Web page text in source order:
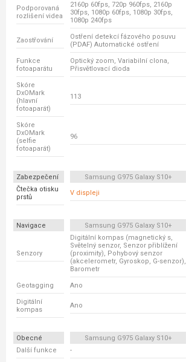
Podporovaná
rozlišení videa
2160p 60fps, 720p 960fps, 2160p
30fps, 1080p 60fps, 1080p 30fps,
1080p 240fps
Zaostřování
Ostření detekcí fázového posuvu
(PDAF) Automatické ostření
Funkce
fotoaparátu
Optický zoom, Variabilní clona,
Přisvětlovací dioda
Skóre
DxOMark
(hlavní
fotoaparát)
113
Skóre
DxOMark
(selfie
fotoaparát)
96
Zabezpečení Samsung G975 Galaxy S10+
Čtečka otisku
prstů
V displeji
Navigace Samsung G975 Galaxy S10+
Senzory
Digitální kompas (magnetický s,
Světelný senzor, Senzor přiblížení
(proximity), Pohybový senzor
(akcelerometr, Gyroskop, G-senzor),
Barometr
Geotagging Ano
Digitální
kompas
Ano
Obecné Samsung G975 Galaxy S10+
Další funkce
-